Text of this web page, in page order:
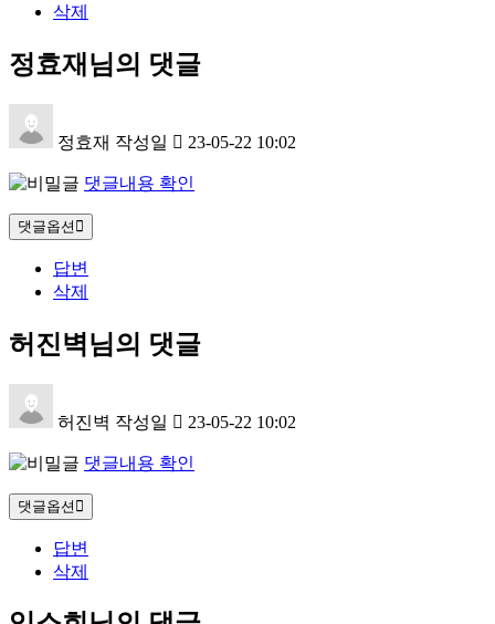
삭제
정효재님의 댓글
정효재 작성일 23-05-22 10:02
댓글내용 확인
댓글옵션
답변
삭제
허진벽님의 댓글
허진벽 작성일 23-05-22 10:02
댓글내용 확인
댓글옵션
답변
삭제